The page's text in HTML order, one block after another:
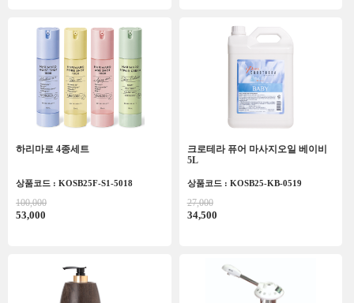
하리마로 4종세트
상품코드 : KOSB25F-S1-5018
100,000
53,000
크로테라 퓨어 마사지오일 베이비
5L
상품코드 : KOSB25-KB-0519
27,000
34,500